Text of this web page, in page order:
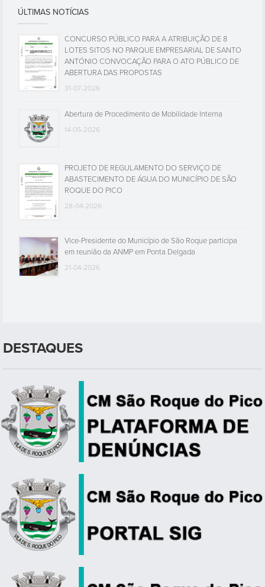
ÚLTIMAS NOTÍCIAS
CONCURSO PÚBLICO PARA A ATRIBUIÇÃO DE 8
LOTES SITOS NO PARQUE EMPRESARIAL DE SANTO
ANTÓNIO CONVOCAÇÃO PARA O ATO PÚBLICO DE
ABERTURA DAS PROPOSTAS
31-07-2026
Abertura de Procedimento de Mobilidade Interna
14-05-2026
PROJETO DE REGULAMENTO DO SERVIÇO DE
ABASTECIMENTO DE ÁGUA DO MUNICÍPIO DE SÃO
ROQUE DO PICO
28-04-2026
Vice-Presidente do Município de São Roque participa
em reunião da ANMP em Ponta Delgada
21-04-2026
DESTAQUES